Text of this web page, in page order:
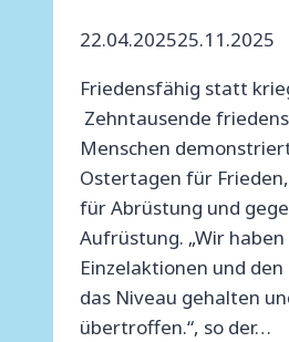
22.04.202525.11.2025
Friedensfähig statt
Zehntausende
Menschen
Ostertagen für
für Abrüstung und
Aufrüstung. „Wir
Einzelaktionen und
das Niveau gehalten
übertroffen.“, so der…